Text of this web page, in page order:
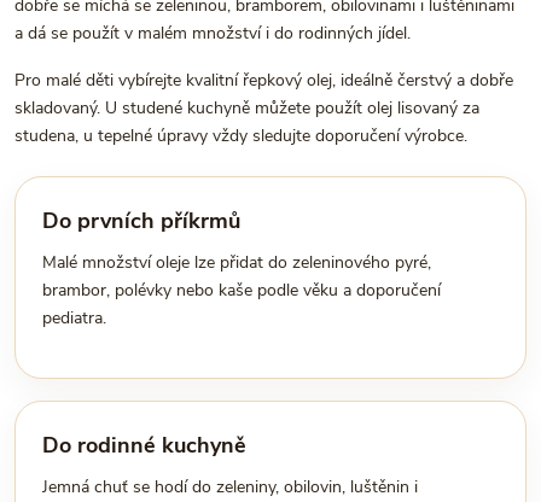
dobře se míchá se zeleninou, bramborem, obilovinami i luštěninami
a dá se použít v malém množství i do rodinných jídel.
Pro malé děti vybírejte kvalitní řepkový olej, ideálně čerstvý a dobře
skladovaný. U studené kuchyně můžete použít olej lisovaný za
studena, u tepelné úpravy vždy sledujte doporučení výrobce.
Do prvních příkrmů
Malé množství oleje lze přidat do zeleninového pyré,
brambor, polévky nebo kaše podle věku a doporučení
pediatra.
Do rodinné kuchyně
Jemná chuť se hodí do zeleniny, obilovin, luštěnin i